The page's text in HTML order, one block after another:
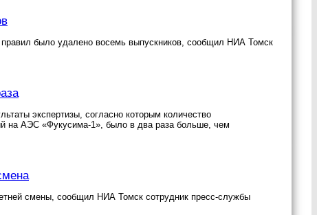
правил было удалено восемь выпускников, сообщил НИА Томск
экспертизы, согласно которым количество
на АЭС «Фукусима-1», было в два раза больше, чем
смены, сообщил НИА Томск сотрудник пресс-службы